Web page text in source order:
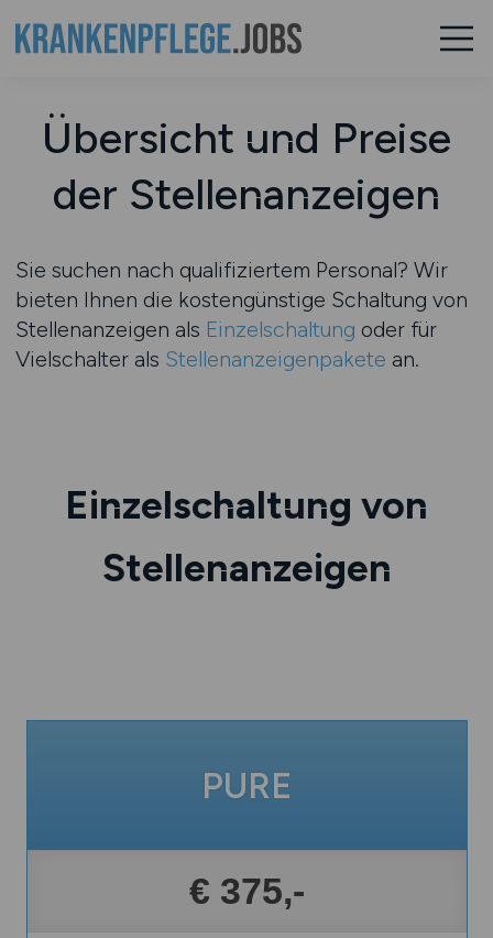
Übersicht und Preise
der Stellenanzeigen
Sie suchen nach qualifiziertem Personal? Wir
bieten Ihnen die kostengünstige Schaltung von
Stellenanzeigen als Einzelschaltung oder für
Vielschalter als Stellenanzeigenpakete an.
Einzelschaltung von
Stellenanzeigen
PURE
€ 375,-